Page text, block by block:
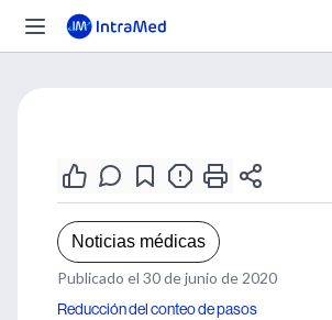
Noticias médicas
Publicado el 30 de junio de 2020
Reducción del conteo de pasos